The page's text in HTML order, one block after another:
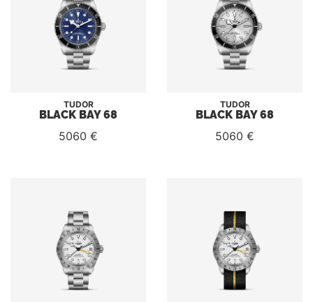
TUDOR
BLACK BAY 68
5060 €
TUDOR
BLACK BAY 68
5060 €